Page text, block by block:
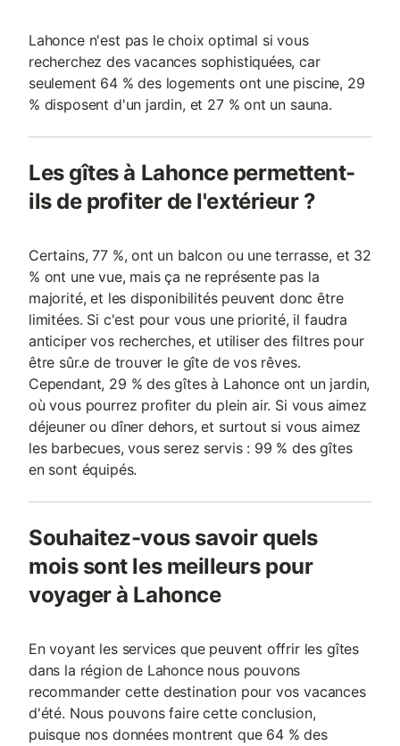
Lahonce n'est pas le choix optimal si vous
recherchez des vacances sophistiquées, car
seulement 64 % des logements ont une piscine, 29
% disposent d'un jardin, et 27 % ont un sauna.
Les gîtes à Lahonce permettent-
ils de profiter de l'extérieur ?
Certains, 77 %, ont un balcon ou une terrasse, et 32
% ont une vue, mais ça ne représente pas la
majorité, et les disponibilités peuvent donc être
limitées. Si c'est pour vous une priorité, il faudra
anticiper vos recherches, et utiliser des filtres pour
être sûr.e de trouver le gîte de vos rêves.
Cependant, 29 % des gîtes à Lahonce ont un jardin,
où vous pourrez profiter du plein air. Si vous aimez
déjeuner ou dîner dehors, et surtout si vous aimez
les barbecues, vous serez servis : 99 % des gîtes
en sont équipés.
Souhaitez-vous savoir quels
mois sont les meilleurs pour
voyager à Lahonce
En voyant les services que peuvent offrir les gîtes
dans la région de Lahonce nous pouvons
recommander cette destination pour vos vacances
d'été. Nous pouvons faire cette conclusion,
puisque nos données montrent que 64 % des